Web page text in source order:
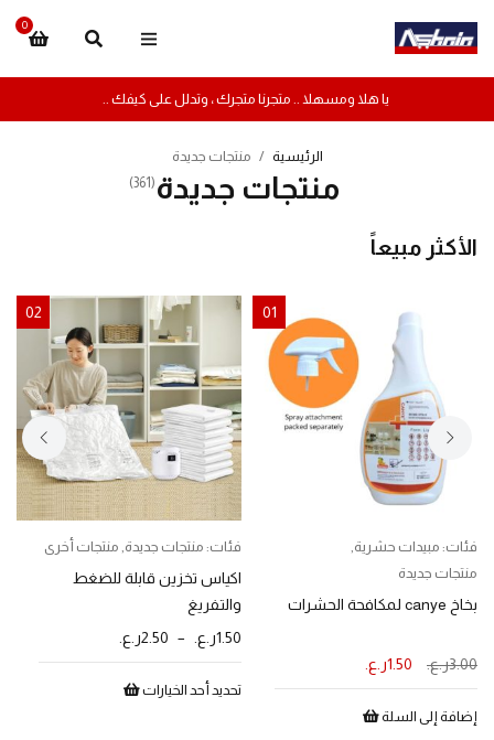
0
يا هلا ومسهلا .. متجرنا متجرك ، وتدلل على كيفك ..
الرئيسية / منتجات جديدة
منتجات جديدة (361)
الأكثر مبيعاً
01
فئات: مبيدات حشرية,
منتجات جديدة
بخاخ canye لمكافحة الحشرات
3.00ر.ع. 1.50ر.ع.
إضافة إلى السلة
02
فئات: منتجات جديدة, منتجات أخرى
اكياس تخزين قابلة للضغط
والتفريغ
1.50ر.ع. –
2.50ر.ع.
تحديد أحد الخيارات